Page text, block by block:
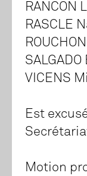
RANCON
RASCLE
VICENS
Est
Motion